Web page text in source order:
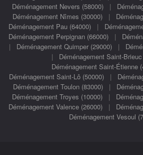
Déménagement Nevers (58000)|
Déménagement Nîmes (30000)|
Déménagement Pau (64000)|
Déménagement Perpignan (66000) |
| Déménagement Quimper (29000) |
| Déménagement Saint-
Déménagement Saint-Étienne
Déménagement Saint-Lô (50000)|
Déménagement Toulon (83000) |
Déménagement Troyes (10000) |
Déménagement Valence (26000)|
Déménagement Vesoul